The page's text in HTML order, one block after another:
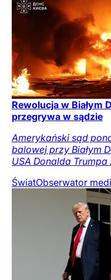
Rewolucja w Białym
przegrywa w sądzie
Amerykański sąd
balowej przy Białym
USA Donalda
ŚwiatObserwator